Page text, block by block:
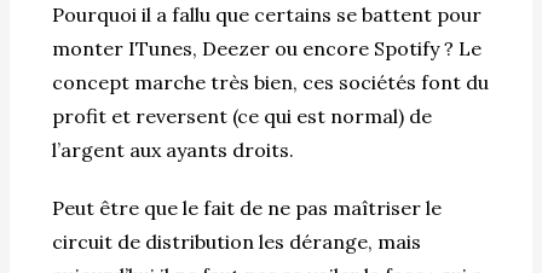
Pourquoi il a fallu que certains se battent pour
monter ITunes, Deezer ou encore Spotify ? Le
concept marche très bien, ces sociétés font du
profit et reversent (ce qui est normal) de
l’argent aux ayants droits.
Peut être que le fait de ne pas maîtriser le
circuit de distribution les dérange, mais